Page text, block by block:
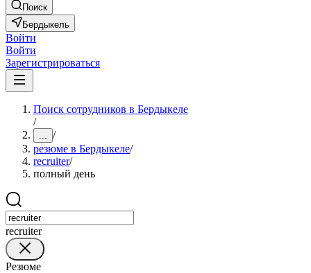
Поиск
Бердыкель
Войти
Войти
Зарегистрироваться
Поиск сотрудников в Бердыкеле
/
... /
резюме в Бердыкеле/
recruiter/
полный день
recruiter
Резюме